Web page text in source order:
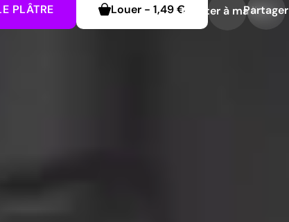
PLÂTRE Louer- 1,49 €Ajouter à ma liste
Partager